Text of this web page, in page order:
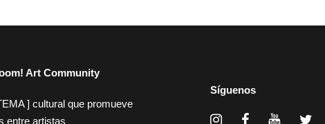
Art Community
] cultural que promueve
entre artistas
Síguenos